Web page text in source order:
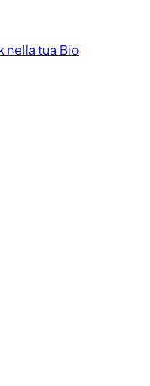
nella tua Bio